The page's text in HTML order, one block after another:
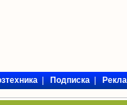
|Подписка|